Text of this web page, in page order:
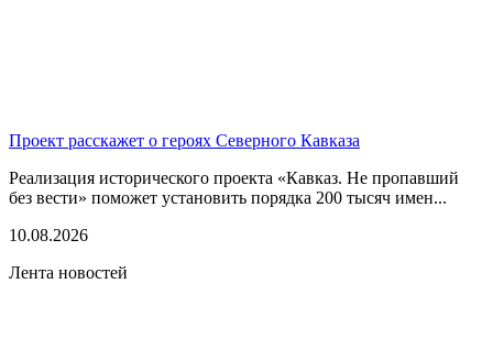
Проект расскажет о героях Северного Кавказа
Реализация исторического проекта «Кавказ. Не пропавший
без вести» поможет установить порядка 200 тысяч имен...
10.08.2026
Лента новостей